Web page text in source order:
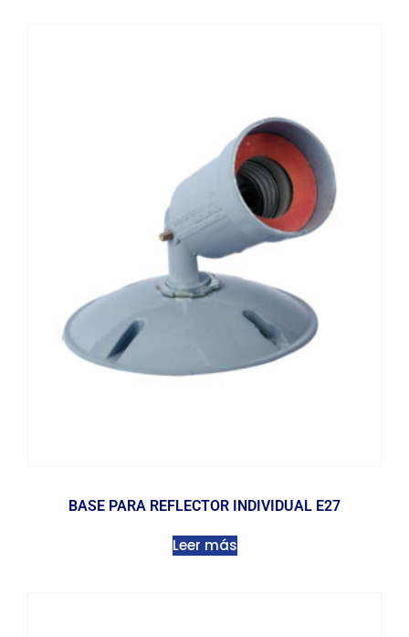
BASE PARA REFLECTOR INDIVIDUAL E27
Leer más